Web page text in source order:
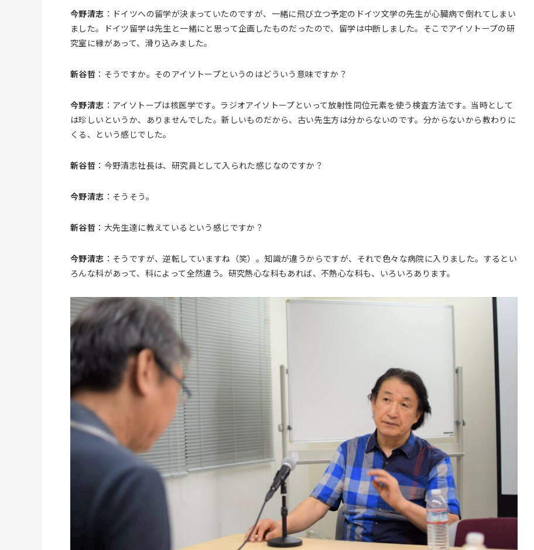
今野清志 ：ドイツへの留学が決まっていたのですが、一緒に飛び立つ予定のドイツ文学の先生が心臓病で倒れてしまい
ました。ドイツ留学は先生と一緒にと思って企画したものだったので、留学は中断しました。そこでアイソトープの研
究室に縁があって、滑り込みました。
新谷哲 ：そうですか。そのアイソトープというのはどういう意味ですか？
今野清志 ：アイソトープは核医学です。ラジオアイソトープといって放射性同位元素を使う検査方法です。当時として
は珍しいというか、ありませんでした。新しいものだから、古い先生方は分からないのです。分からないから教わりに
くる、という感じでした。
新谷哲 ：今野清志社長は、研究員として入られた感じなのですか？
今野清志 ：そうそう。
新谷哲 ：大先生達に教えているという感じですか？
今野清志 ：そうですが、逆転していますね（笑）。知識が違うからですが、それで色々な病院に入りました。するとい
ろんな科があって、科によって全然違う。研究熱心な科もあれば、不熱心な科も、いろいろあります。